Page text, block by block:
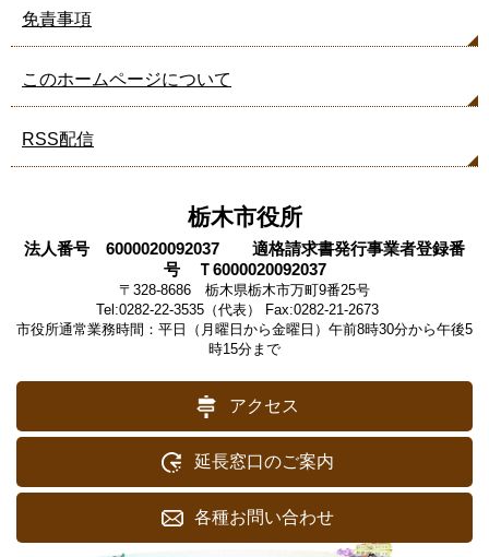
免責事項
このホームページについて
RSS配信
栃木市役所
法人番号 6000020092037 適格請求書発行事業者登録番
号 Ｔ6000020092037
〒328-8686 栃木県栃木市万町9番25号
Tel:0282-22-3535（代表） Fax:0282-21-2673
市役所通常業務時間：平日（月曜日から金曜日）午前8時30分から午後5
時15分まで
アクセス
延長窓口のご案内
各種お問い合わせ